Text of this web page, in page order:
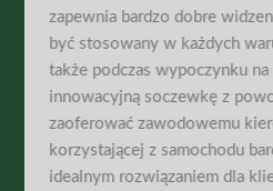
zapewnia bardzo dobre
być stosowany w każdych
także podczas wypoczynku
innowacyjną soczewkę z
zaoferować zawodowemu
korzystającej z samochodu
idealnym rozwiązaniem dla